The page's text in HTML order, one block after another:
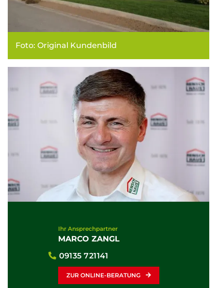
Foto: Original Kundenbild
Ihr Ansprechpartner
MARCO ZANGL
09135 721141
ZUR ONLINE-BERATUNG